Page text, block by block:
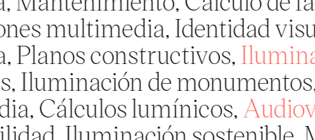
Identidad visual,
constructivos,Iluminación
de monumentos,
lumínicos,